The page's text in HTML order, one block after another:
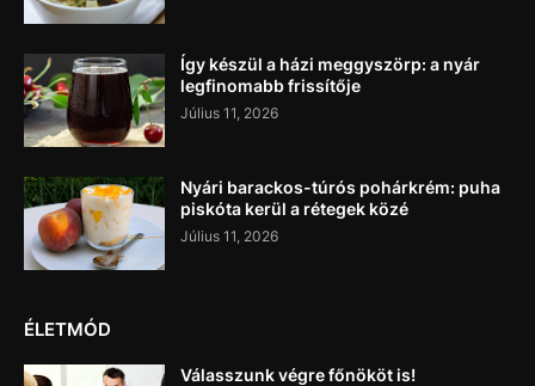
Így készül a házi meggyszörp: a nyár
legfinomabb frissítője
Július 11, 2026
Nyári barackos-túrós pohárkrém: puha
piskóta kerül a rétegek közé
Július 11, 2026
ÉLETMÓD
Válasszunk végre főnököt is!